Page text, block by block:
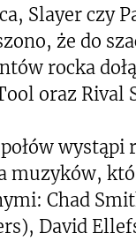
Slayer czy
że do
rocka
oraz Rival
wystąpi
muzyków,
Chad
David